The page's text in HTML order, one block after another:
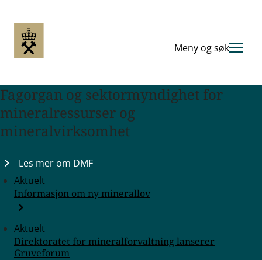
hovedinnhold
Meny og søk
Fagorgan og sektormyndighet for
mineralressurser og
mineralvirksomhet
Les mer om DMF
Aktuelt
Informasjon om ny minerallov
Aktuelt
Direktoratet for mineralforvaltning lanserer
Gruveforum